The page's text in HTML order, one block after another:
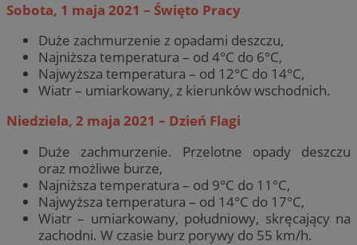
Sobota, 1 maja 2021 – Święto Pracy
Duże zachmurzenie z opadami deszczu,
Najniższa temperatura – od 4°C do 6°C,
Najwyższa temperatura – od 12°C do 14°C,
Wiatr – umiarkowany, z kierunków wschodnich.
Niedziela, 2 maja 2021 – Dzień Flagi
Duże zachmurzenie. Przelotne opady deszczu
oraz możliwe burze,
Najniższa temperatura – od 9°C do 11°C,
Najwyższa temperatura – od 14°C do 17°C,
Wiatr – umiarkowany, południowy, skręcający na
zachodni. W czasie burz porywy do 55 km/h.